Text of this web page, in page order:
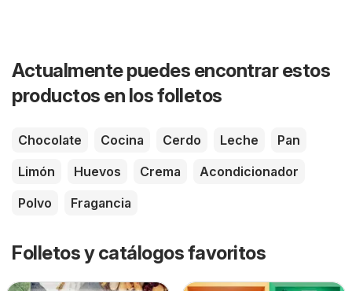
Actualmente puedes encontrar estos
productos en los folletos
Chocolate Cocina Cerdo Leche
Pan
Limón
Huevos Crema
Acondicionador
Polvo
Fragancia
Folletos y catálogos favoritos